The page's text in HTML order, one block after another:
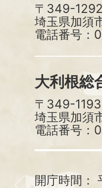
〒349-1292
埼玉県加須
電話番号：
大利根総
〒349-1193
埼玉県加須
電話番号：
開庁時間：